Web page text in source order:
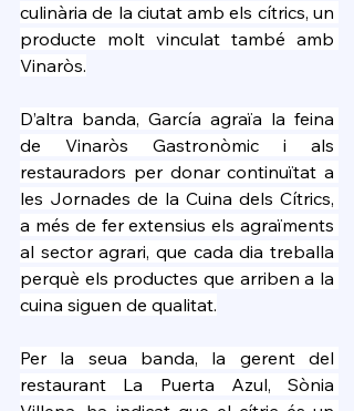
culinària de la ciutat amb els cítrics, un
producte molt vinculat també amb
Vinaròs.
D’altra banda, García agraïa la feina
de Vinaròs Gastronòmic i als
restauradors per donar continuïtat a
les Jornades de la Cuina dels Cítrics,
a més de fer extensius els agraïments
al sector agrari, que cada dia treballa
perquè els productes que arriben a la
cuina siguen de qualitat.
Per la seua banda, la gerent del
restaurant La Puerta Azul, Sònia